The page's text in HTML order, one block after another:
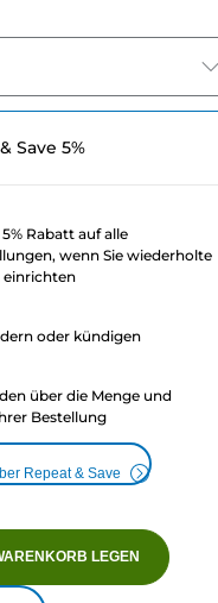
Save 5%
Rabatt auf alle
wenn Sie wiederholte
einrichten
oder kündigen
über die Menge und
Bestellung
Repeat & Save
LEGEN